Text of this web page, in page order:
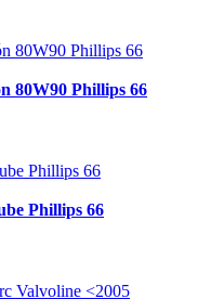
80W90 Phillips 66
Phillips 66